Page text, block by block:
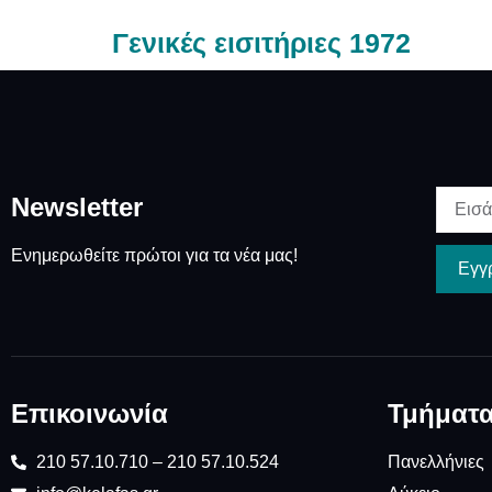
Γενικές εισιτήριες 1972
Newsletter
Ενημερωθείτε πρώτοι για τα νέα μας!
Επικοινωνία
210 57.10.710 – 210 57.10.524
Πανελλήνιες